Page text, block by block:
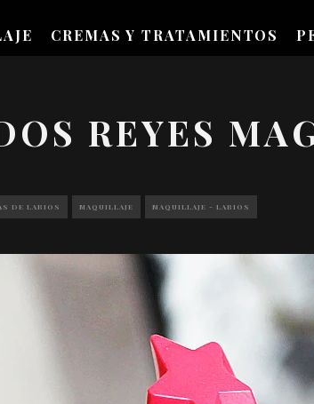
CREMAS Y TRATAMIENTOS
REYES
DE LABIOS MAQUILLAJE MAQUILLAJE - LABIOS